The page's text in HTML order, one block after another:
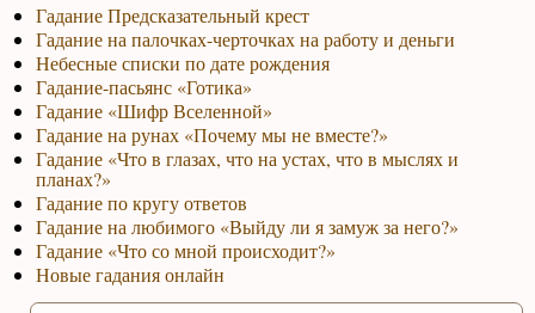
Гадание Предсказательный крест
Гадание на палочках-черточках на работу и деньги
Небесные списки по дате рождения
Гадание-пасьянс «Готика»
Гадание «Шифр Вселенной»
Гадание на рунах «Почему мы не вместе?»
Гадание «Что в глазах, что на устах, что в мыслях и
планах?»
Гадание по кругу ответов
Гадание на любимого «Выйду ли я замуж за него?»
Гадание «Что со мной происходит?»
Новые гадания онлайн